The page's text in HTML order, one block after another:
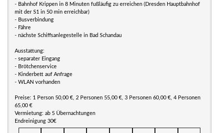
- Bahnhof Krippen in 8 Minuten fußläufig zu erreichen (Dresden Hauptbahnhof
mit der S1 in 50 min erreichbar)
- Busverbindung
- Fähre
- nächste Schiffsanlegestelle in Bad Schandau
Ausstattung:
- separater Eingang
- Brötchenservice
- Kinderbett auf Anfrage
- WLAN vorhanden
Preise: 1 Person 50,00 €, 2 Personen 55,00 €, 3 Personen 60,00 €, 4 Personen
65,00 €
Vermietung: ab 5 Übernachtungen
Endreinigung 30€